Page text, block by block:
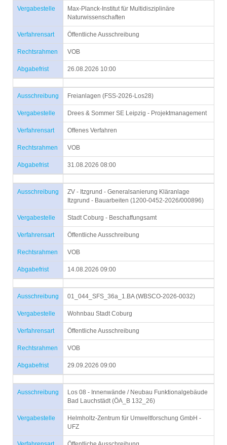
Vergabestelle
Max-Planck-Institut für Multidisziplinäre
Naturwissenschaften
Verfahrensart Öffentliche Ausschreibung
Rechtsrahmen VOB
Abgabefrist 26.08.2026 10:00
Ausschreibung Freianlagen (FSS-2026-Los28)
Vergabestelle Drees & Sommer SE Leipzig - Projektmanagement
Verfahrensart Offenes Verfahren
Rechtsrahmen VOB
Abgabefrist 31.08.2026 08:00
Ausschreibung
ZV - Itzgrund - Generalsanierung Kläranlage
Itzgrund - Bauarbeiten (1200-0452-2026/000896)
Vergabestelle Stadt Coburg - Beschaffungsamt
Verfahrensart Öffentliche Ausschreibung
Rechtsrahmen VOB
Abgabefrist 14.08.2026 09:00
Ausschreibung 01_044_SFS_36a_1.BA (WBSCO-2026-0032)
Vergabestelle Wohnbau Stadt Coburg
Verfahrensart Öffentliche Ausschreibung
Rechtsrahmen VOB
Abgabefrist 29.09.2026 09:00
Ausschreibung
Los 08 - Innenwände / Neubau Funktionalgebäude
Bad Lauchstädt (ÖA_B 132_26)
Vergabestelle
Helmholtz-Zentrum für Umweltforschung GmbH -
UFZ